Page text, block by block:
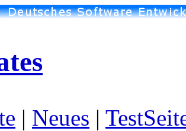
| Neues |